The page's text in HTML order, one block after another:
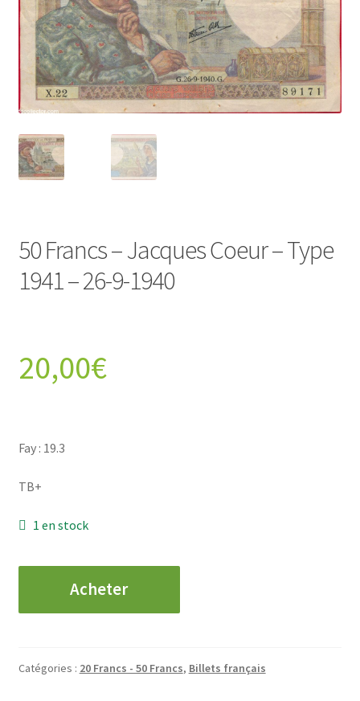
50 Francs – Jacques Coeur – Type
1941 – 26-9-1940
20,00€
Fay : 19.3
TB+
1 en stock
50
Jacques
Acheter
Catégories : 20 Francs - 50 Francs, Billets français